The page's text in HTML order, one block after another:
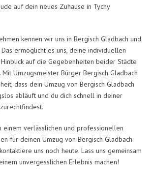
auf dein neues Zuhause in Tychy
kennen wir uns in Bergisch Gladbach und
Das ermöglicht es uns, deine individuellen
auf die Gegebenheiten beider Städte
Mit Umzugsmeister Bürger Bergisch Gladbach
dass dein Umzug von Bergisch Gladbach
abläuft und du dich schnell in deiner
einem verlässlichen und professionellen
für deinen Umzug von Bergisch Gladbach
uns noch heute. Lass uns gemeinsam
unvergesslichen Erlebnis machen!